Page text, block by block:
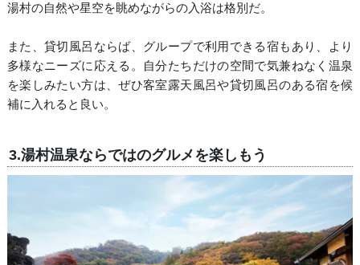
湯村の自然や星空を眺めながらの入浴は格別だ。
また、貸切風呂ならば、グループで利用できる宿もあり、より
多様なニーズに応える。自分たちだけの空間で気兼ねなく温泉
を楽しみたい方は、ぜひ客室露天風呂や貸切風呂のある宿を候
補に入れると良い。
3.湯村温泉ならではのグルメを楽しもう